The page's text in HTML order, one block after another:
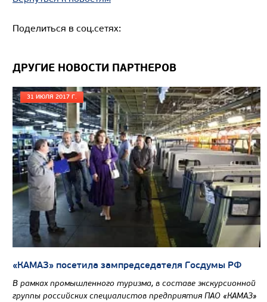
Производитель
Экологический класс
Грузоподъемность, кг
Вместимость кузова, м3
Направление разгрузки
Колесная формула
Узнать цену
САМОСВАЛ КАМАЗ-65802
Поделиться в соц.сетях:
ДРУГИЕ НОВОСТИ ПАРТНЕРОВ
31 ИЮЛЯ 2017 Г.
«КАМАЗ» посетила зампредседателя Госдумы РФ
В рамках промышленного туризма, в составе экскурсионной
группы российских специалистов предприятия ПАО «КАМАЗ»